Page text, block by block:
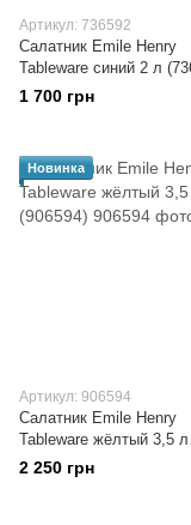
Артикул: 736592
Салатник Emile Henry
Tableware синий 2 л
1 700 грн
Новинка
Артикул: 906594
Салатник Emile Henry
Tableware жёлтый 3,5 л
(906594)
2 250 грн